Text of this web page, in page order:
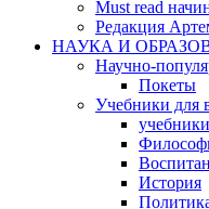
Must read
Редакция
НАУКА И
Научно-
Покеты
Учебники для
История